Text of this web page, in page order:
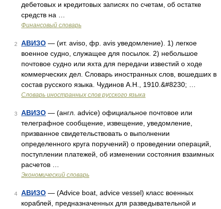
дебетовых и кредитовых записях по счетам, об остатке
средств на …
Финансовый словарь
2 АВИЗО — (ит. aviso, фр. avis уведомление). 1) легкое
военное судно, служащее для посылок. 2) небольшое
почтовое судно или яхта для передачи известий о ходе
коммерческих дел. Словарь иностранных слов, вошедших в
состав русского языка. Чудинов А.Н., 1910.&#8230; …
Словарь иностранных слов русского языка
3 АВИЗО — (англ. advice) официальное почтовое или
телеграфное сообщение, извещение, уведомление,
призванное свидетельствовать о выполнении
определенного круга поручений) о проведении операций,
поступлении платежей, об изменении состояния взаимных
расчетов …
Экономический словарь
4 АВИЗО — (Advice boat, advice vessel) класс военных
кораблей, предназначенных для разведывательной и